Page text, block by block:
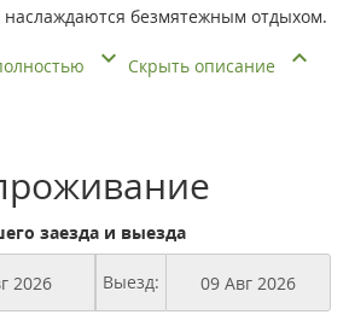
наслаждаются безмятежным отдыхом.
Скрыть описание
заезда и выезда
Выезд: